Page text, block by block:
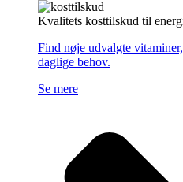
Kvalitets kosttilskud til
Find nøje udvalgte
daglige behov.
Se mere